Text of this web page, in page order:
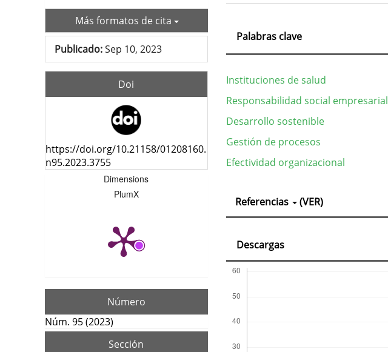
Más formatos de cita
Publicado:Sep 10, 2023
Doi
https://doi.org/10.21158/01208160.
n95.2023.3755
Dimensions
PlumX
Número
Núm. 95 (2023)
Sección
Palabras clave
Instituciones de salud
Responsabilidad social empresarial
Desarrollo sostenible
Gestión de procesos
Efectividad organizacional
Detalles
del
artículo
Referencias (VER)
Descargas